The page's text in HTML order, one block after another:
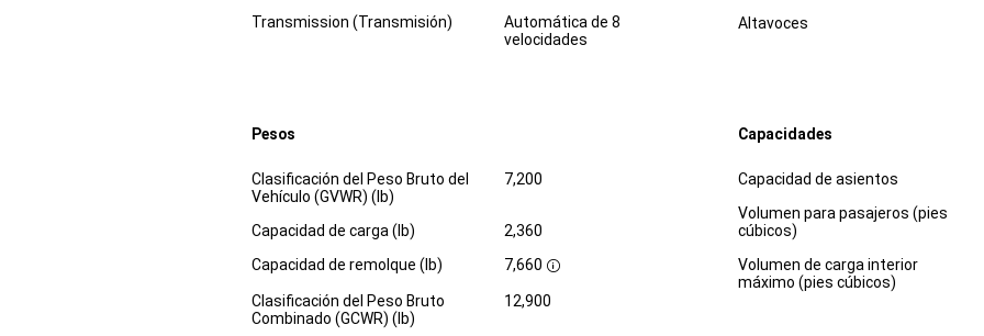
Transmission (Transmisión)
Automática de 8
velocidades
Altavoces
Pesos
Especificaciones Dimensiones
Clasificación del Peso Bruto del
Vehículo (GVWR) (lb)
7,200
Capacidad de carga (lb)
2,360
Capacidad de remolque (lb)
7,660 D
Clasificación del Peso Bruto
Combinado (GCWR) (lb)
12,900
Capacidades
Especificaciones Dimensiones
Capacidad de asientos
Volumen para pasajeros (pies
cúbicos)
Volumen de carga interior
máximo (pies cúbicos)